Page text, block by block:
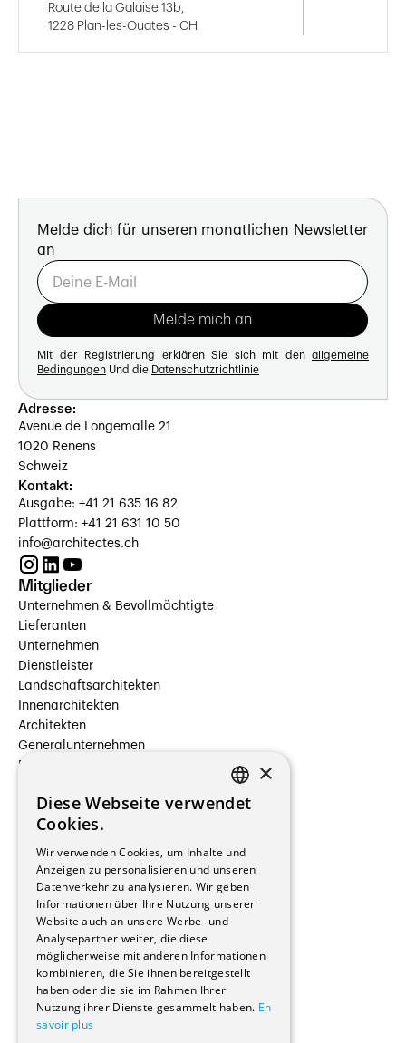
Route de la Galaise 13b,
1228 Plan-les-Ouates - CH
Melde dich für unseren monatlichen Newsletter
an
Mit der Registrierung erklären Sie sich mit den allgemeine
Bedingungen Und die Datenschutzrichtlinie
Adresse:
Avenue de Longemalle 21
1020 Renens
Schweiz
Kontakt:
Ausgabe: +41 21 635 16 82
Plattform: +41 21 631 10 50
info@architectes.ch
Mitglieder
Unternehmen & Bevollmächtigte
Lieferanten
Unternehmen
Dienstleister
Landschaftsarchitekten
Innenarchitekten
Architekten
Generalunternehmen
Beauftragte Unternehmen
Hersteller/Lieferanten
Bauherrschaften
Immobilienverwaltungsgesellschaften
Stockwerkeigentum
Reportagen
Wohnungen
Renovierungen
Innere Umbauten
Gastgewerbe und Tourismus
Verwaltungsgebäude und Geschäfte
Schuleinrichtungen
Medizinische Einrichtungen
FRENCH
×
Diese Webseite verwendet
Cookies.
Wir verwenden Cookies, um Inhalte und
Anzeigen zu personalisieren und unseren
Datenverkehr zu analysieren. Wir geben
Informationen über Ihre Nutzung unserer
Website auch an unsere Werbe- und
Analysepartner weiter, die diese
möglicherweise mit anderen Informationen
kombinieren, die Sie ihnen bereitgestellt
haben oder die sie im Rahmen Ihrer
Nutzung ihrer Dienste gesammelt haben. En
savoir plus